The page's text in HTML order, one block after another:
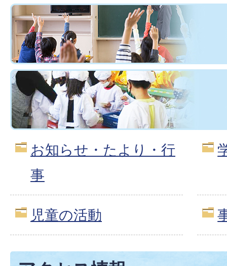
お知らせ・たより・行
事
児童の活動